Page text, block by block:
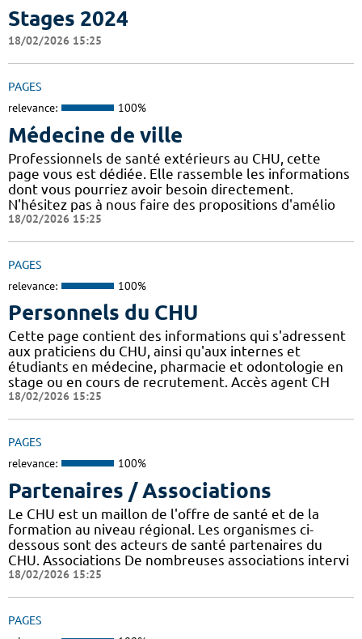
Stages 2024
18/02/2026 15:25
PAGES
relevance: 100%
Médecine de ville
Professionnels de santé extérieurs au CHU, cette
page vous est dédiée. Elle rassemble les informations
dont vous pourriez avoir besoin directement.
N'hésitez pas à nous faire des propositions d'amélio
18/02/2026 15:25
PAGES
relevance: 100%
Personnels du CHU
Cette page contient des informations qui s'adressent
aux praticiens du CHU, ainsi qu'aux internes et
étudiants en médecine, pharmacie et odontologie en
stage ou en cours de recrutement. Accès agent CH
18/02/2026 15:25
PAGES
relevance: 100%
Partenaires / Associations
Le CHU est un maillon de l'offre de santé et de la
formation au niveau régional. Les organismes ci-
dessous sont des acteurs de santé partenaires du
CHU. Associations De nombreuses associations intervi
18/02/2026 15:25
PAGES